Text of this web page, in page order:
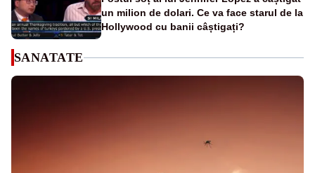
un milion de dolari. Ce va face starul de la
Hollywood cu banii câștigați?
SANATATE